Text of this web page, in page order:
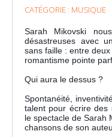
CATÉGORIE : MUSIQUE
Sarah Mikovski
désastreuses avec
sans faille : entre
romantisme pointe
Qui aura le dessus ?
Spontanéité,
talent pour écrire des
le spectacle de Sarah
chansons de son